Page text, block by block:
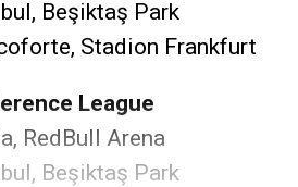
Beşiktaş Park
Stadion Frankfurt
League
RedBull Arena
Beşiktaş Park